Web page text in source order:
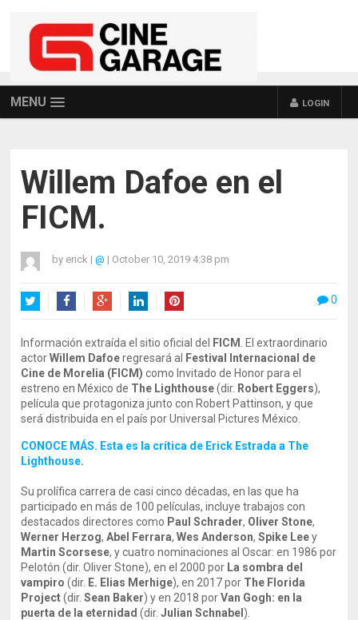
MENU LOGIN
Willem Dafoe en el
FICM.
by erick | @ | October 10, 2019 4:38 pm
0
Información extraída el sitio oficial del FICM
. El extraordinario
actorWillem Dafoeregresará al
Festival Internacional de
Cine de Morelia (FICM) como Invitado de Honor para el
estreno en México de The Lighthouse(dir. Robert Eggers),
película que protagoniza junto con Robert Pattinson, y que
será distribuida en el país por Universal Pictures México.
CONOCE MÁS. Esta es la crítica de Erick Estrada a The
Lighthouse.
Su prolífica carrera de casi cinco décadas, en las que ha
participado en más de 100 películas, incluye trabajos con
destacados directores como Paul Schrader, Oliver Stone,
Werner Herzog,Abel Ferrara,Wes Anderson,Spike Leey
Martin Scorsese, y cuatro nominaciones al Oscar: en 1986 por
Pelotón (dir. Oliver Stone), en el 2000 por La sombra del
vampiro (dir. E. Elias Merhige), en 2017 por The Florida
Project(dir.Sean Baker) y en 2018 porVan Gogh: en la
puerta de la eternidad (dir.Julian Schnabel ).